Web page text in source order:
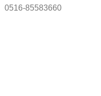
0516-85583660